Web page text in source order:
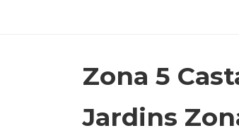
Zona 5
Jardins